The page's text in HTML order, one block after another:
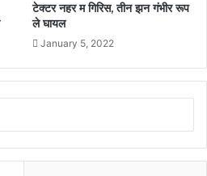
टेक्टर नहर म गिरिस, तीन झन गंभीर रूप
ले घायल
January 5, 2022